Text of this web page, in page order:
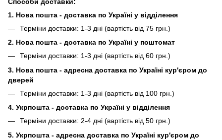
1. Нова пошта - доставка по Україні у відділення
Терміни доставки: 1-3 дні (вартість від 75 грн.)
2. Нова пошта - доставка по Україні у поштомат
Терміни доставки: 1-3 дні (вартість від 60 грн.)
3. Нова пошта - адресна доставка по Україні кур'єром до
дверей
Терміни доставки: 1-3 дні (вартість від 100 грн.)
4. Укрпошта - доставка по Україні у відділення
Терміни доставки: 2-4 дні (вартість від 50 грн.)
5. Укрпошта - адресна доставка по Україні кур'єром до